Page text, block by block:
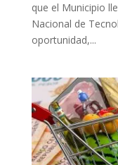
que el Municipio
Nacional de
oportunidad,...